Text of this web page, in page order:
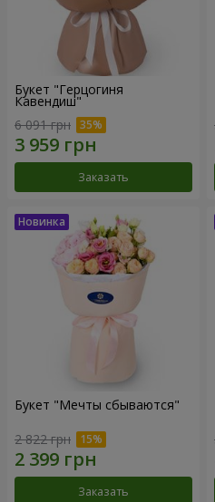
Букет "Герцогиня
Кавендиш"
6 091 грн
Заказать
Букет "Мечты сбываются"
2 822 грн
Заказать